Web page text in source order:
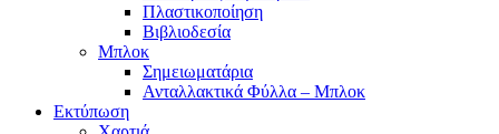
Πλαστικοποίηση
Βιβλιοδεσία
Μπλοκ
Σημειωματάρια
Ανταλλακτικά Φύλλα – Μπλοκ
Εκτύπωση